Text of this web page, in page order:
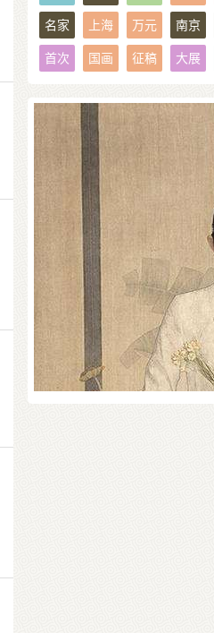
名家 上海 万元 南京
首次 国画 征稿 大展